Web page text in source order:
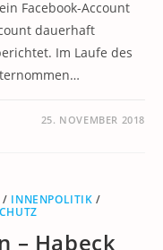
Facebook-Account
dauerhaft
Im Laufe des
25. NOVEMBER 2018
/ INNENPOLITIK /
– Habeck